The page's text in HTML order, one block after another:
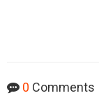
0 Comments